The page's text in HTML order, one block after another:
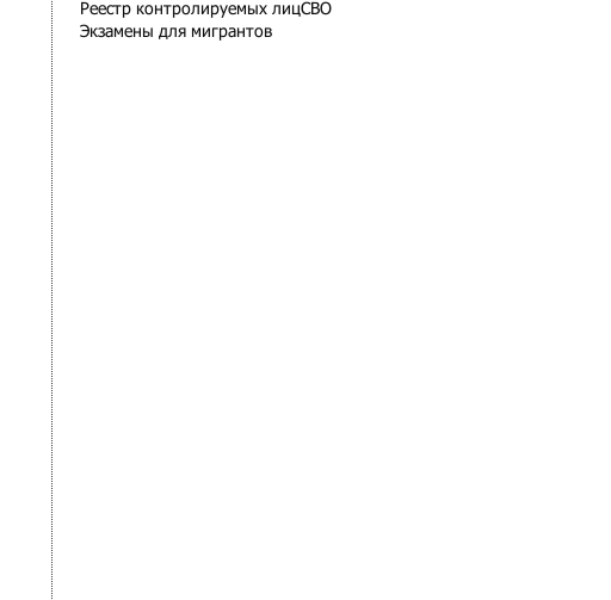
Реестр контролируемых лицСВО
Экзамены для мигрантов